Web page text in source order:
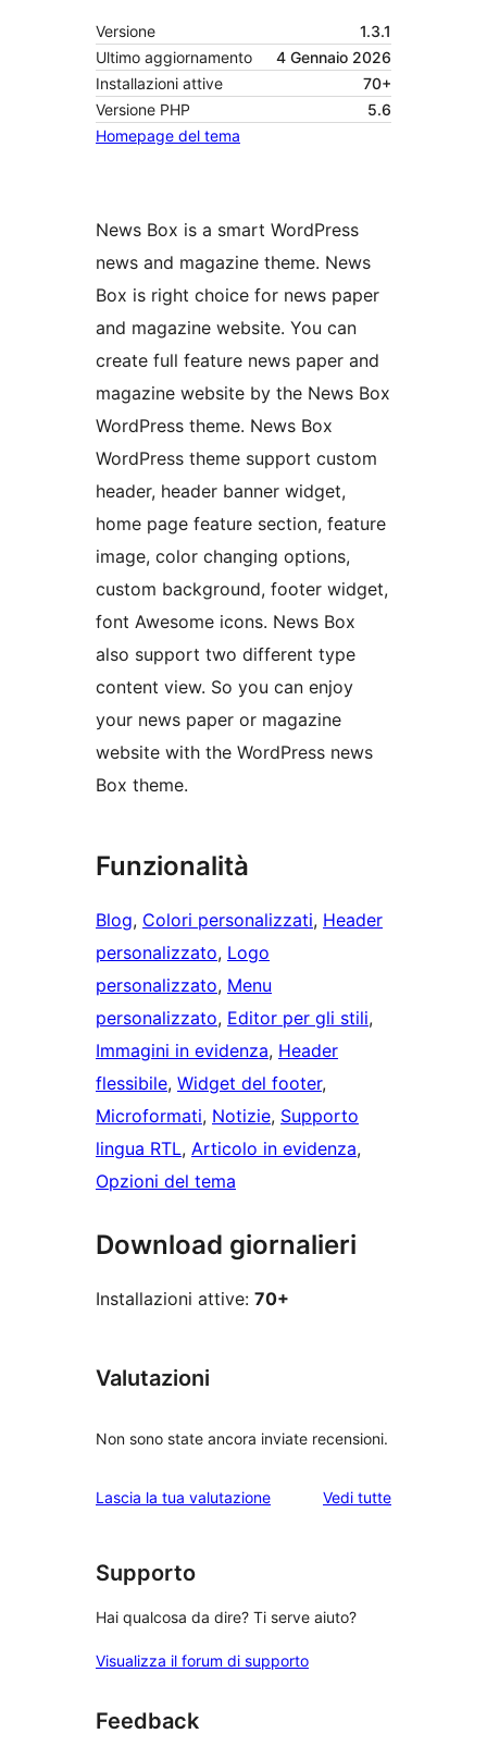
Versione
1.3.1
Ultimo aggiornamento
4 Gennaio 2026
Installazioni attive
70+
Versione PHP
5.6
Homepage del tema
News Box is a smart WordPress
news and magazine theme. News
Box is right choice for news paper
and magazine website. You can
create full feature news paper and
magazine website by the News Box
WordPress theme. News Box
WordPress theme support custom
header, header banner widget,
home page feature section, feature
image, color changing options,
custom background, footer widget,
font Awesome icons. News Box
also support two different type
content view. So you can enjoy
your news paper or magazine
website with the WordPress news
Box theme.
Funzionalità
Blog, Colori personalizzati, Header
personalizzato, Logo
personalizzato, Menu
personalizzato, Editor per gli stili
Immagini in evidenza, Header
flessibile, Widget del footer
Microformati, Notizie, Supporto
lingua RTL, Articolo in evidenza
Opzioni del tema
Download giornalieri
Installazioni attive: 70+
Valutazioni
Non sono state ancora inviate recensioni.
Lascia la tua valutazione Vedi tuttele
Supporto
Hai qualcosa da dire? Ti serve aiuto?
Visualizza il forum di supporto
Feedback